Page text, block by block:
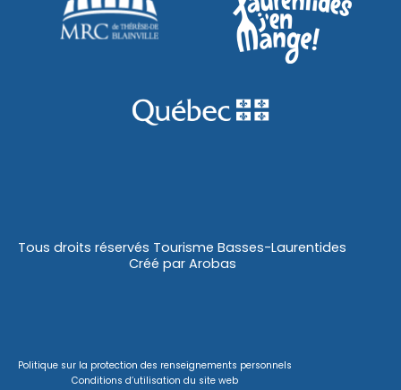
Tous droits réservés Tourisme Basses-Laurentides
Créé par Arobas
Politique sur la protection des renseignements personnels
Conditions d’utilisation du site web